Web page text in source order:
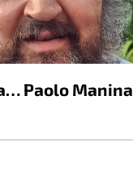
Paolo Manina